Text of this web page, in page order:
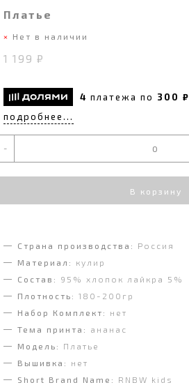
Платье
Нет в наличии
1 199 ₽
4 платежа по 300 ₽
подробнее...
-
В корзину
Страна производства:
Россия
Материал:
кулир
Состав:
95% хлопок лайкра 5%
Плотность: 180-200гр
Набор Комплект:
нет
Тема принта:
ананас
Модель:
Платье
Вышивка:
нет
Short Brand Name:
RNBW kids